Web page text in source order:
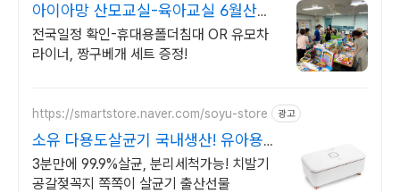
아이아망 산모교실-육아교실 6월산모
교실, 전국산모교실
전국일정 확인-휴대용폴더침대 OR 유모차
라이너, 짱구베개 세트 증정!
https://smartstore.naver.com/soyu-store 광고
소유 다용도살균기 국내생산! 유아용
품, 생활소품 살균!
3분만에 99.9%살균, 분리세척가능! 치발기
공갈젖꼭지 쪽쪽이 살균기 출산선물